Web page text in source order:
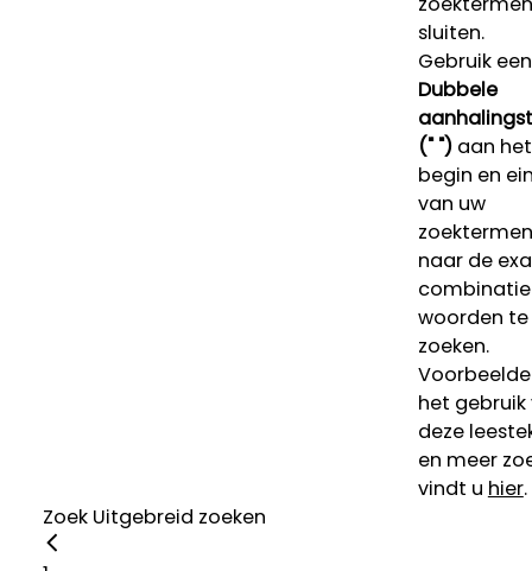
sluiten.
Gebruik een
Dubbele
(" ")aan het
begin en
van uw
naar de
woorden te
zoeken.
het gebruik
deze
en meer
vindt u hier.
Zoek Uitgebreid zoeken